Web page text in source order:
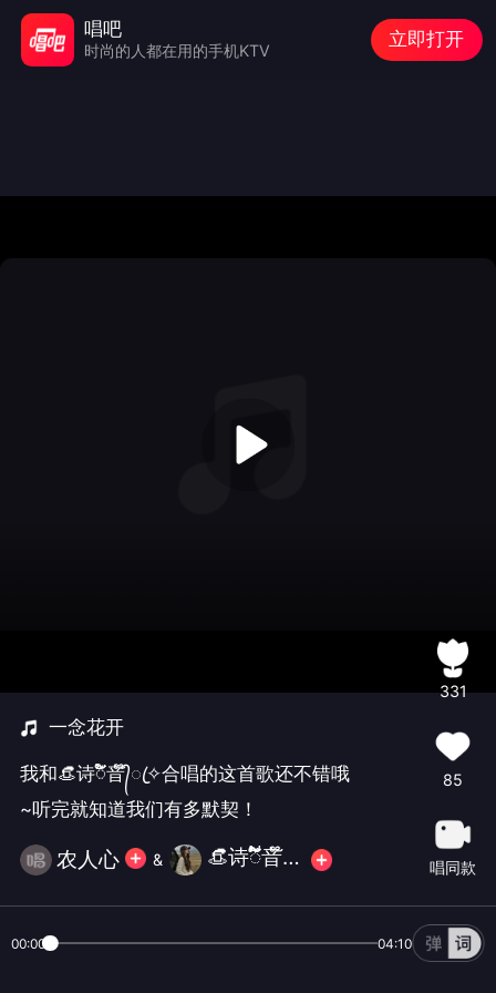
一念花开
我和👒诗ᮨ້໌音᭄໊ꦿ✧合唱的这首歌还不错哦
~听完就知道我们有多默契！
农人心 & 👒诗ᮨ້໌音᭄໊ꦿ✧
331
85
唱同款
00:00 04:10
唱吧
时尚的人都在用的手机KTV
立即打开